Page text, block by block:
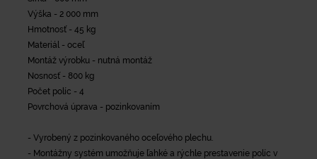
Výška - 2 000 mm
Hmotnosť - 45 kg
Materiál - oceľ
Montáž výrobku - nutná montáž
Nosnosť - 800 kg
Počet políc - 4
Povrchová úprava - pozinkovaním
- Vyrobený z pozinkovaného oceľového plechu.
- Montážny systém umožňuje ľahké a rýchle prestavenie políc v